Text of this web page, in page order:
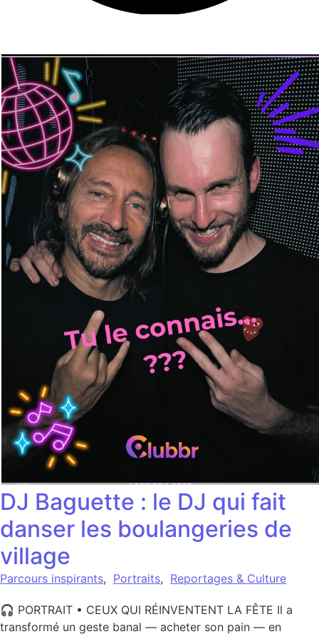
DJ Baguette : le DJ qui fait
danser les boulangeries de
village
Parcours inspirants, Portraits, Reportages & Culture
🎧 PORTRAIT • CEUX QUI RÉINVENTENT LA FÊTE Il a
transformé un geste banal — acheter son pain — en